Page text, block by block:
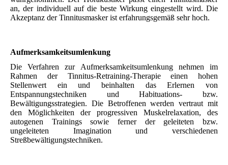
an, der individuell auf die beste Wirkung eingestellt wird. Die
Akzeptanz der Tinnitusmasker ist erfahrungsgemäß sehr hoch.
Aufmerksamkeitsumlenkung
Die Verfahren zur Aufmerksamkeitsumlenkung nehmen im
Rahmen der Tinnitus-Retraining-Therapie einen hohen
Stellenwert ein und beinhalten das Erlernen von
Entspannungstechniken und Habituations- bzw.
Bewältigungsstrategien. Die Betroffenen werden vertraut mit
den Möglichkeiten der progressiven Muskelrelaxation, des
autogenen Trainings sowie ferner der geleiteten bzw.
ungeleiteten Imagination und verschiedenen
Streßbewältigungstechniken.